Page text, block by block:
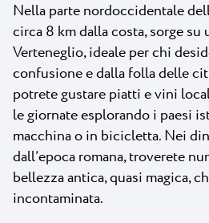
Nella parte nordoccidentale
circa 8 km dalla costa, sorge
Verteneglio, ideale per chi
confusione e dalla folla delle
potrete gustare piatti e vini
le giornate esplorando i paesi
macchina o in bicicletta. Nei
dall’epoca romana, troverete
bellezza antica, quasi magica,
incontaminata.